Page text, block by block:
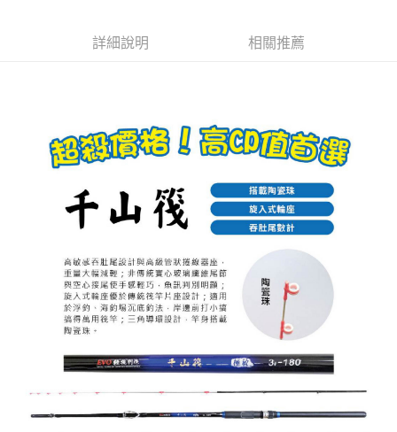
3.完整用戶服務條款，請詳閱以下連結：
https://oppay.tw/userRule
客戶支援中心」https://netprotections.freshdesk.com/support/home
２．關於個人資料處理事宜，請瀏覽以下網址：
https://aftee.tw/terms/#terms3
３．未成年的使用者請事先徵得法定代理人或監護人之同意方可使用
４．使用「AFTEE先享後付」時，將依據個別帳號之用戶狀況，依本公司即
時審查核予不同之上限額度；若仍有額度不足之情形，本公司將視審查結果
５．嚴禁一人註冊多個帳號或使用他人資訊註冊。若發現惡意使用之情形，
恩沛科技股份有限公司將有權停止該用戶之使用額度並採取法律行動。
貨到付款（門市自取請勿下單，請聯繫客服）
詳細說明 相關推薦